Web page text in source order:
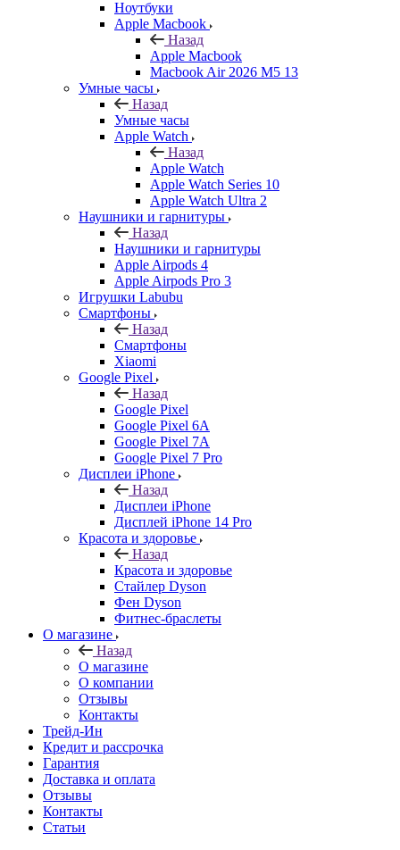
Ноутбуки
Apple Macbook
Назад
Apple Macbook
Macbook Air 2026 M5 13
Умные часы
Назад
Умные часы
Apple Watch
Назад
Apple Watch
Apple Watch Series 10
Apple Watch Ultra 2
Наушники и гарнитуры
Назад
Наушники и гарнитуры
Apple Airpods 4
Apple Airpods Pro 3
Игрушки Labubu
Смартфоны
Назад
Смартфоны
Xiaomi
Google Pixel
Назад
Google Pixel
Google Pixel 6A
Google Pixel 7А
Google Pixel 7 Pro
Дисплеи iPhone
Назад
Дисплеи iPhone
Дисплей iPhone 14 Pro
Красота и здоровье
Назад
Красота и здоровье
Стайлер Dyson
Фен Dyson
Фитнес-браслеты
О магазине
Назад
О магазине
О компании
Отзывы
Контакты
Трейд-Ин
Кредит и рассрочка
Гарантия
Доставка и оплата
Отзывы
Контакты
Статьи